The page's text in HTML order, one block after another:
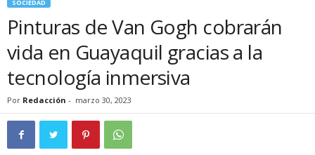
SOCIEDAD
Pinturas de Van Gogh cobrarán
vida en Guayaquil gracias a la
tecnología inmersiva
Por Redacción - marzo 30, 2023